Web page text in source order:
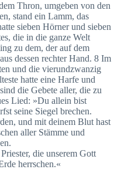
Thron, umgeben von den
stand ein Lamm, das
sieben Hörner und sieben
die in die ganze Welt
zu dem, der auf dem
dessen rechter Hand. 8 Im
und die vierundzwanzig
hatte eine Harfe und
die Gebete aller, die zu
Lied: »Du allein bist
seine Siegel brechen.
und mit deinem Blut hast
aller Stämme und
die unserem Gott
herrschen.«